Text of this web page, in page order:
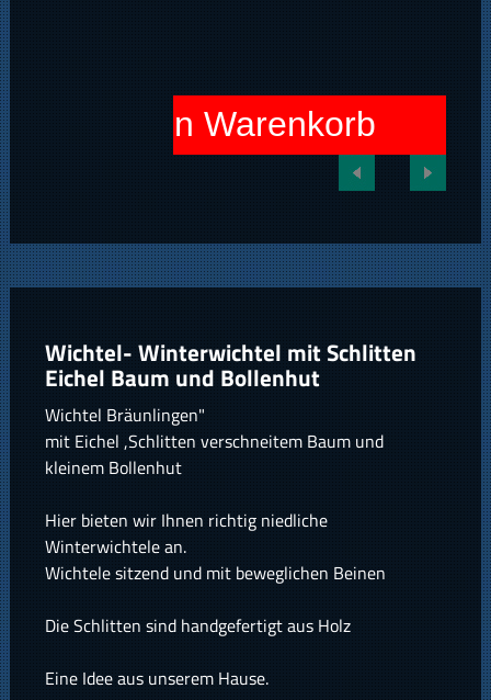
In den Warenkorb
Wichtel- Winterwichtel mit Schlitten
Eichel Baum und Bollenhut
Wichtel Bräunlingen"
mit Eichel ,Schlitten verschneitem Baum und
kleinem Bollenhut
Hier bieten wir Ihnen richtig niedliche
Winterwichtele an.
Wichtele sitzend und mit beweglichen Beinen
Die Schlitten sind handgefertigt aus Holz
Eine Idee aus unserem Hause.